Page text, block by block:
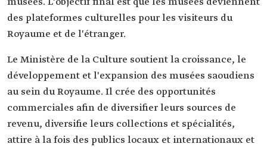
des plateformes culturelles pour les visiteurs du
Royaume et de l'étranger.
Le Ministère de la Culture soutient la croissance, le
développement et l'expansion des musées saoudiens
au sein du Royaume. Il crée des opportunités
commerciales afin de diversifier leurs sources de
revenu, diversifie leurs collections et spécialités,
attire à la fois des publics locaux et internationaux et